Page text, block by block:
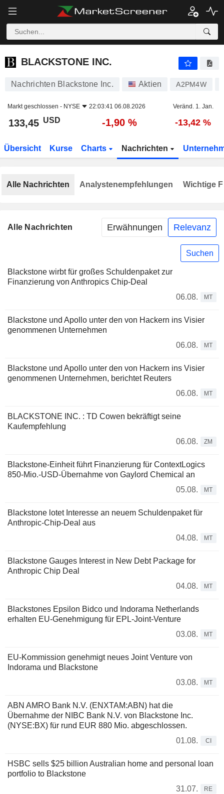
BLACKSTONE INC.
BLACKSTONE INC.
Nachrichten Blackstone Inc. Aktien A2PM4W
Markt geschlossen - NYSE 22:03:41 06.08.2026 Veränd. 1. Jan.
133,45 USD -1,90 % -13,42 %
Übersicht Kurse Charts Nachrichten
Alle Nachrichten Erwähnungen Relevanz
Suchen
Blackstone wirbt für großes Schuldenpaket zur
Finanzierung von Anthropics Chip-Deal
06.08.
MT
Blackstone und Apollo unter den von Hackern ins Visier
genommenen Unternehmen
06.08.
MT
Blackstone und Apollo unter den von Hackern ins Visier
genommenen Unternehmen, berichtet Reuters
06.08.
MT
BLACKSTONE INC. : TD Cowen bekräftigt seine
Kaufempfehlung
06.08.
ZM
Blackstone-Einheit führt Finanzierung für ContextLogics
850-Mio.-USD-Übernahme von Gaylord Chemical an
05.08.
MT
Blackstone lotet Interesse an neuem Schuldenpaket für
Anthropic-Chip-Deal aus
04.08.
MT
Blackstone Gauges Interest in New Debt Package for
Anthropic Chip Deal
04.08.
MT
Blackstones Epsilon Bidco und Indorama Netherlands
erhalten EU-Genehmigung für EPL-Joint-Venture
03.08.
MT
EU-Kommission genehmigt neues Joint Venture von
Indorama und Blackstone
03.08.
MT
ABN AMRO Bank N.V. (ENXTAM:ABN) hat die
Übernahme der NIBC Bank N.V. von Blackstone Inc.
(NYSE:BX) für rund EUR 880 Mio. abgeschlossen.
01.08.
CI
HSBC sells $25 billion Australian home and personal loan
portfolio to Blackstone
31.07.
RE
Alle Nachrichten Analystenempfehlungen Wichtige